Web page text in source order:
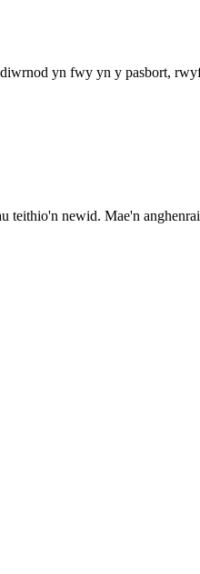
yn fwy yn y pasbort,
teithio'n newid. Mae'n